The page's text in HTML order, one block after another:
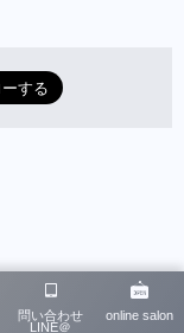
問い合わせ
LINE＠
online salon